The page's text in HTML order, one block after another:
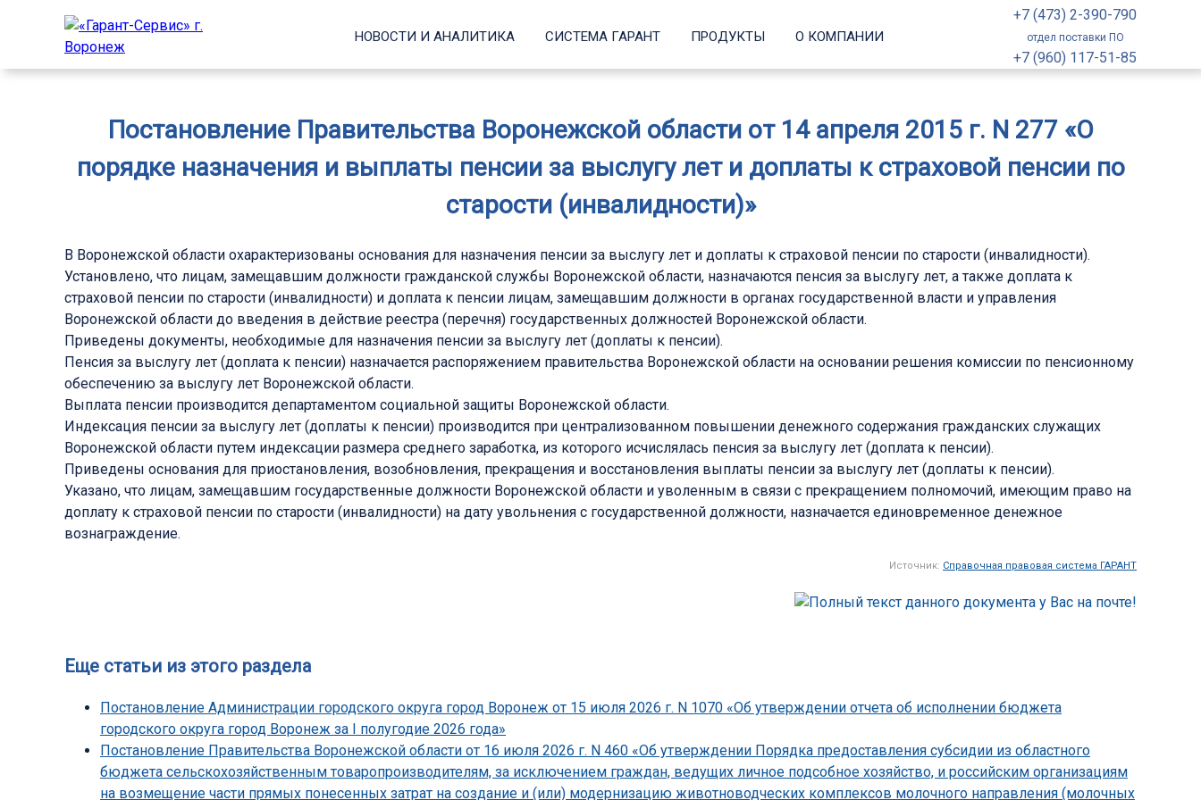
НОВОСТИ И АНАЛИТИКА СИСТЕМА ГАРАНТ ПРОДУКТЫ О КОМПАНИИ
+7 (473) 2-390-790
отдел поставки ПО
+7 (960) 117-51-85
Постановление Правительства Воронежской области от 14 апреля 2015 г. N 277 «О
порядке назначения и выплаты пенсии за выслугу лет и доплаты к страховой пенсии по
старости (инвалидности)»
В Воронежской области охарактеризованы основания для назначения пенсии за выслугу лет и доплаты к страховой пенсии по старости (инвалидности).
Установлено, что лицам, замещавшим должности гражданской службы Воронежской области, назначаются пенсия за выслугу лет, а также доплата к
страховой пенсии по старости (инвалидности) и доплата к пенсии лицам, замещавшим должности в органах государственной власти и управления
Воронежской области до введения в действие реестра (перечня) государственных должностей Воронежской области.
Приведены документы, необходимые для назначения пенсии за выслугу лет (доплаты к пенсии).
Пенсия за выслугу лет (доплата к пенсии) назначается распоряжением правительства Воронежской области на основании решения комиссии по пенсионному
обеспечению за выслугу лет Воронежской области.
Выплата пенсии производится департаментом социальной защиты Воронежской области.
Индексация пенсии за выслугу лет (доплаты к пенсии) производится при централизованном повышении денежного содержания гражданских служащих
Воронежской области путем индексации размера среднего заработка, из которого исчислялась пенсия за выслугу лет (доплата к пенсии).
Приведены основания для приостановления, возобновления, прекращения и восстановления выплаты пенсии за выслугу лет (доплаты к пенсии).
Указано, что лицам, замещавшим государственные должности Воронежской области и уволенным в связи с прекращением полномочий, имеющим право на
доплату к страховой пенсии по старости (инвалидности) на дату увольнения с государственной должности, назначается единовременное денежное
вознаграждение.
Источник: Справочная правовая система ГАРАНТ
Еще статьи из этого раздела
Постановление Администрации городского округа город Воронеж от 15 июля 2026 г. N 1070 «Об утверждении отчета об исполнении бюджета
городского округа город Воронеж за I полугодие 2026 года»
Постановление Правительства Воронежской области от 16 июля 2026 г. N 460 «Об утверждении Порядка предоставления субсидии из областного
бюджета сельскохозяйственным товаропроизводителям, за исключением граждан, ведущих личное подсобное хозяйство, и российским организациям
на возмещение части прямых понесенных затрат на создание и (или) модернизацию животноводческих комплексов молочного направления (молочных